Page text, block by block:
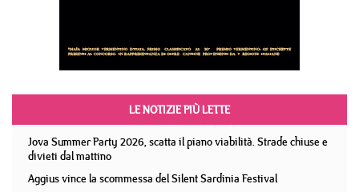
LE NOTIZIE PIÙ LETTE
Jova Summer Party 2026, scatta il piano viabilità. Strade chiuse e
divieti dal mattino
Aggius vince la scommessa del Silent Sardinia Festival